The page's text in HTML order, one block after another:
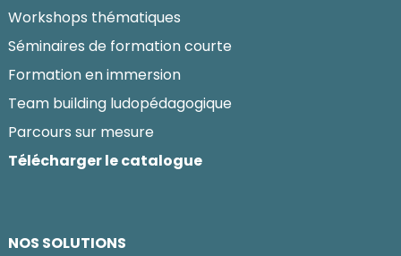
Workshops thématiques
Séminaires de formation courte
Formation en immersion
Team building ludopédagogique
Parcours sur mesure
Télécharger le catalogue
NOS SOLUTIONS